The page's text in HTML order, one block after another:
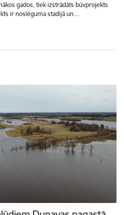
gados, tiek izstrādāts būvprojekts
ir noslēguma stadijā un…